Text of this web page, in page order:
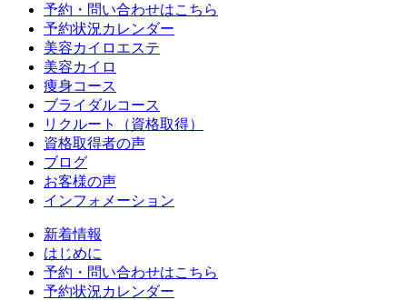
予約・問い合わせはこちら
予約状況カレンダー
美容カイロエステ
美容カイロ
痩身コース
ブライダルコース
リクルート（資格取得）
資格取得者の声
ブログ
お客様の声
インフォメーション
新着情報
はじめに
予約・問い合わせはこちら
予約状況カレンダー